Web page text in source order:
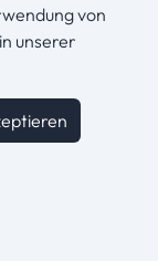
von
unserer